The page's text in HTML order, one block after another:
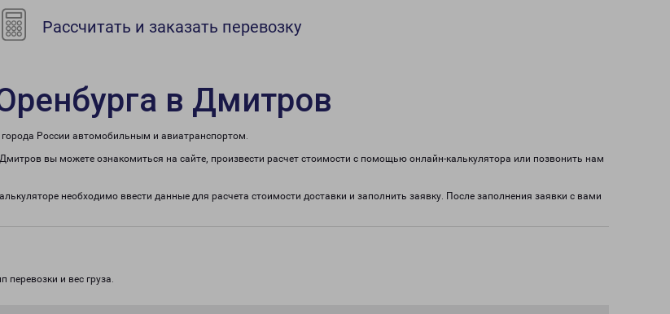
Рассчитать и заказать перевозку
в Дмитров
России автомобильным и авиатранспортом.
вы можете ознакомиться на сайте, произвести расчет стоимости с помощью онлайн-калькулятора или позвонить нам
необходимо ввести данные для расчета стоимости доставки и заполнить заявку. После заполнения заявки с вами
перевозки и вес груза.